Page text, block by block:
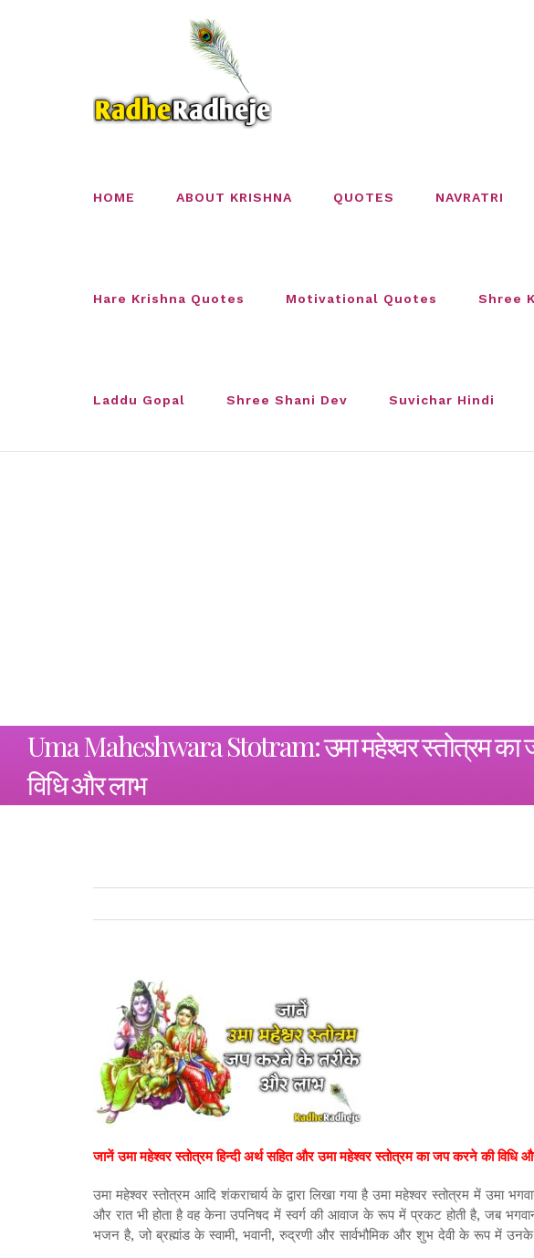
HOME ABOUT KRISHNA QUOTES NAVRATRI
Hare Krishna Quotes Motivational Quotes Shree
Laddu Gopal Shree Shani Dev Suvichar Hindi
Uma Maheshwara Stotram: उमा महेश्वर स्तोत्रम का
विधि और लाभ
जानें उमा महेश्वर स्तोत्रम हिन्दी अर्थ सहित और उमा महेश्वर स्तोत्रम का जप करने की विधि
उमा महेश्वर स्तोत्रम आदि शंकराचार्य के द्वारा लिखा गया है उमा महेश्वर स्तोत्रम में
और रात भी होता है वह केना उपनिषद में स्वर्ग की आवाज के रूप में प्रकट होती है, जब
भजन है, जो ब्रह्मांड के स्वामी, भवानी, रुद्रणी और सार्वभौमिक और शुभ देवी के रूप में